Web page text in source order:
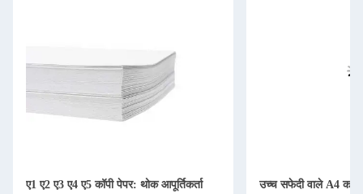
ए1 ए2 ए3 ए4 ए5 कॉपी पेपर: थोक आपूर्तिकर्ता
उच्च सफेदी वाले A4